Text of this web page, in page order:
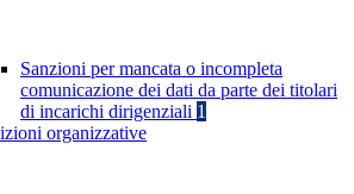
Sanzioni per mancata o incompleta
comunicazione dei dati da parte dei titolari
di incarichi dirigenziali 1
organizzative